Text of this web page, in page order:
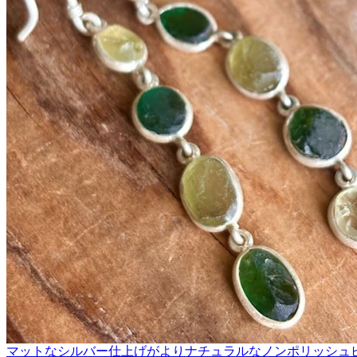
マットなシルバー仕上げがよりナチュラルなノンポリッシュ